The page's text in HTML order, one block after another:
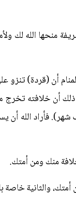
منحها الله لك
أن (قردة) تنزو
أن خلافته تخرج
فأراد الله أن
منك ومن أمتك.
والثانية خاصة